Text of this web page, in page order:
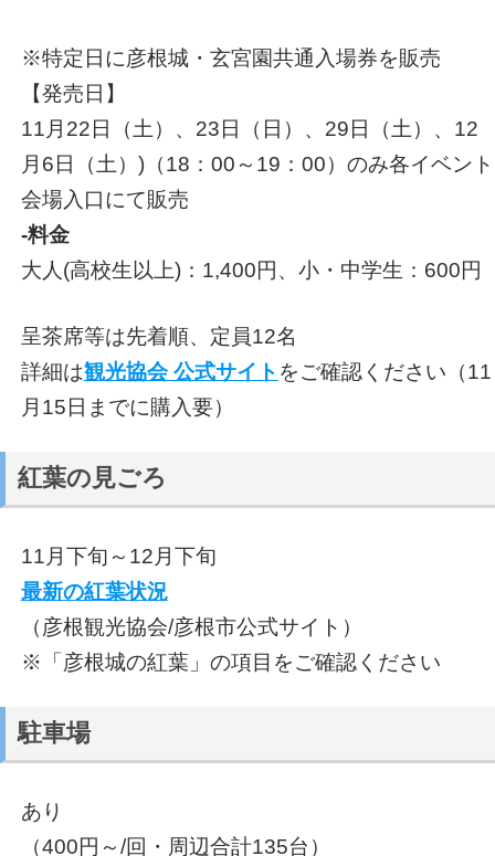
※特定日に彦根城・玄宮園共通入場券を販売
【発売日】
11月22日（土）、23日（日）、29日（土）、12
月6日（土）)（18：00～19：00）のみ各イベント
会場入口にて販売
-料金
大人(高校生以上)：1,400円、小・中学生：600円
呈茶席等は先着順、定員12名
詳細は観光協会 公式サイト をご確認ください（11
月15日までに購入要）
紅葉の見ごろ
11月下旬～12月下旬
最新の紅葉状況
（彦根観光協会/彦根市公式サイト）
※「彦根城の紅葉」の項目をご確認ください
駐車場
あり
（400円～/回・周辺合計135台）